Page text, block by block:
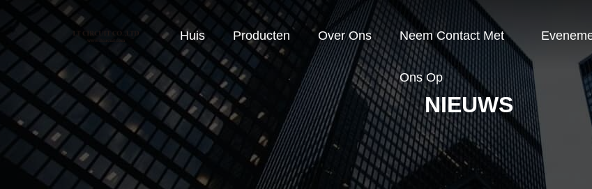
Huis Producten Over Ons Neem Contact Met
Ons Op
NIEUWS